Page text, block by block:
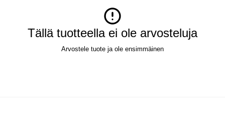
Tällä tuotteella ei ole arvosteluja
Arvostele tuote ja ole ensimmäinen